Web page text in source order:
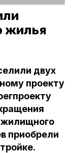
жилья
двух
проекту
жилищного
приобрели